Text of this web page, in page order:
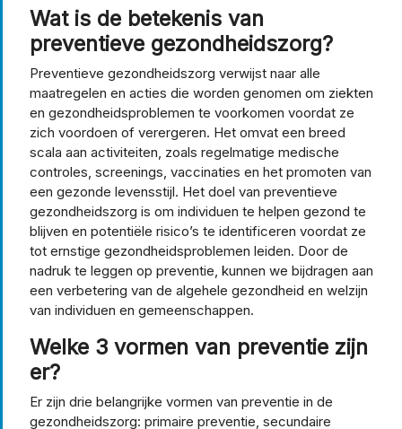
Wat is de betekenis van
preventieve gezondheidszorg?
Preventieve gezondheidszorg verwijst naar alle
maatregelen en acties die worden genomen om ziekten
en gezondheidsproblemen te voorkomen voordat ze
zich voordoen of verergeren. Het omvat een breed
scala aan activiteiten, zoals regelmatige medische
controles, screenings, vaccinaties en het promoten van
een gezonde levensstijl. Het doel van preventieve
gezondheidszorg is om individuen te helpen gezond te
blijven en potentiële risico’s te identificeren voordat ze
tot ernstige gezondheidsproblemen leiden. Door de
nadruk te leggen op preventie, kunnen we bijdragen aan
een verbetering van de algehele gezondheid en welzijn
van individuen en gemeenschappen.
Welke 3 vormen van preventie zijn
er?
Er zijn drie belangrijke vormen van preventie in de
gezondheidszorg: primaire preventie, secundaire